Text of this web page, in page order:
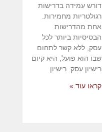
דורש עמידה בדרישות
רגולטריות מחמירות.
אחת מהדרישות
הבסיסיות ביותר לכל
עסק, ללא קשר לתחום
שבו הוא פועל, היא קיום
רישיון עסק. רישיון
קראו עוד »